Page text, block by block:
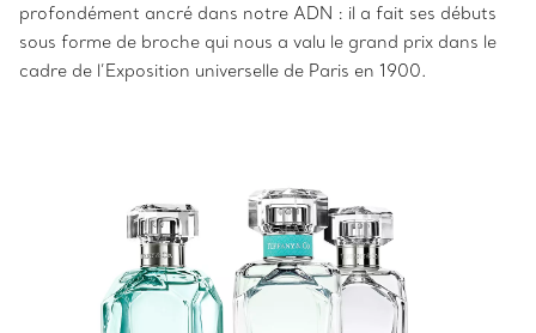
profondément ancré dans notre ADN : il a fait ses débuts
sous forme de broche qui nous a valu le grand prix dans le
cadre de l’Exposition universelle de Paris en 1900.